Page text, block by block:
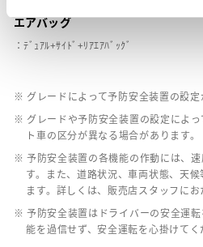
エアバッグ
：ﾃﾞｭｱﾙ+ｻｲﾄﾞ+ﾘｱｴｱﾊﾞｯｸﾞ
※ グレードによって予防安全装置の設定
※ グレードや予防安全装置の設定によ
ト車の区分が異なる場合があります。
※ 予防安全装置の各機能の作動には、
す。また、道路状況、車両状態、天
ます。詳しくは、販売店スタッフにお
※ 予防安全装置はドライバーの安全運
能を過信せず、安全運転を心掛けてく